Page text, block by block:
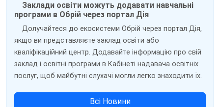
Заклади освіти можуть додавати навчальні
програми в Обрій через портал Дія
Долучайтеся до екосистеми Обрій через портал Дія,
якщо ви представляєте заклад освіти або
кваліфікаційний центр. Додавайте інформацію про свій
заклад і освітні програми в Кабінеті надавача освітніх
послуг, щоб майбутні слухачі могли легко знаходити їх.
Всі Новини